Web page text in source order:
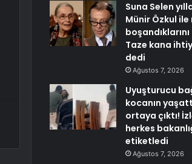
Suna Selen
Münir Özkul ile
Taze kana
dedi
Ağustos 7, 2026
Uyuşturucu
kocanın
ortaya çıktı!
herkes
etiketledi
Ağustos 7, 2026